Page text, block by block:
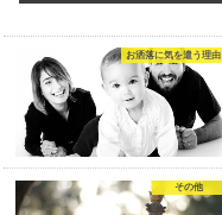
お洒落に気を遣う理由
その他